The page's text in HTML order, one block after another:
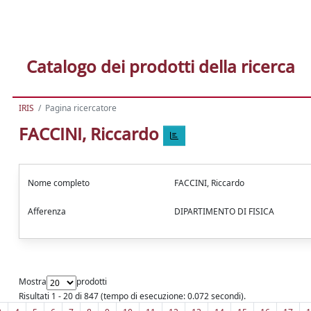
Catalogo dei prodotti della ricerca
IRIS Pagina ricercatore
FACCINI, Riccardo
Nome completo FACCINI, Riccardo
Afferenza DIPARTIMENTO DI FISICA
Mostra
prodotti
Risultati 1 - 20 di 847 (tempo di esecuzione: 0.072 secondi).